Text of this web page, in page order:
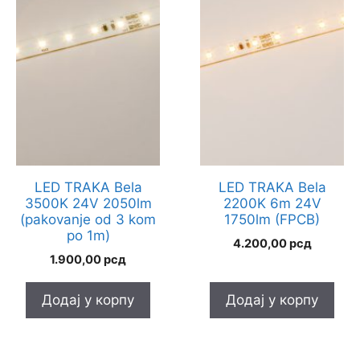
LED TRAKA Bela
3500K 24V 2050lm
(pakovanje od 3 kom
po 1m)
1.900,00рсд
Додај у корпу
LED TRAKA Bela
2200K 6m 24V
1750lm (FPCB)
4.200,00рсд
Додај у корпу